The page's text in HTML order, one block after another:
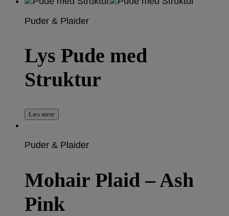
Puder & Plaider
Lys Pude med
Struktur
Læs mere
Puder & Plaider
Mohair Plaid – Ash
Pink